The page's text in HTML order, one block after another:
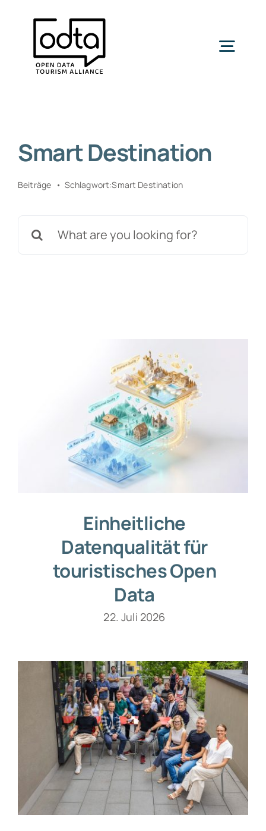
springen
Die ODTA
Standards
Ressourcen
Blog
Kontakt
Smart Destination
Beiträge Schlagwort:Smart Destination
nach:
Einheitliche
Datenqualität für
touristisches Open
Data
22. Juli 2026